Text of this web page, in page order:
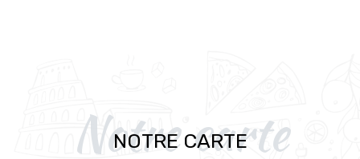
Notre carte
NOTRE CARTE